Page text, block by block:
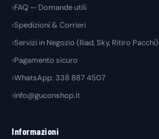
FAQ — Domande utili
Spedizioni & Corrieri
Servizi in Negozio (Iliad, Sky, Ritiro Pacchi)
Pagamento sicuro
WhatsApp: 338 887 4507
info@guconshop.it
Informazioni